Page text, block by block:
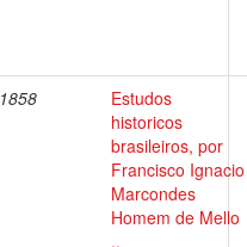
1858
Estudos
historicos
brasileiros, por
Francisco Ignacio
Marcondes
Homem de Mello
..